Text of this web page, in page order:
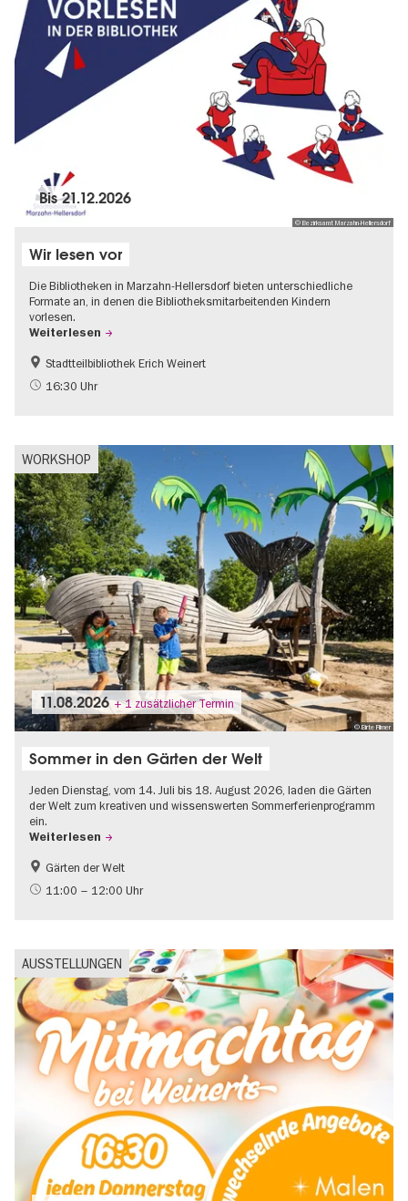
© Bezirksamt Marzahn-Hellersdorf
Bis21.12.2026
Wir lesen vor
Die Bibliotheken in Marzahn-Hellersdorf bieten unterschiedliche
Formate an, in denen die Bibliotheksmitarbeitenden Kindern
vorlesen.
Weiterlesen
Gratis
Literatur
Stadtteilbibliothek Erich Weinert
16:30 Uhr
WORKSHOP
© Birte Filmer
11.08.2026 + 1 zusätzlicher Termin
Sommer in den Gärten der Welt
Jeden Dienstag, vom 14. Juli bis 18. August 2026, laden die Gärten
der Welt zum kreativen und wissenswerten Sommerferienprogramm
ein.
Weiterlesen
Im Grünen
Kinder
Gärten der Welt
11:00 – 12:00 Uhr
AUSSTELLUNGEN